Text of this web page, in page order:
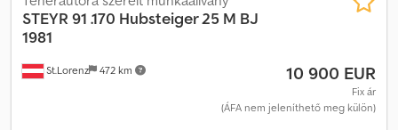
St.Lorenz 472 km
STEYR 91 .170 Hubsteiger 25 M BJ
1981
10 900 EUR
Fix ár
(ÁFA nem jeleníthető meg külön)